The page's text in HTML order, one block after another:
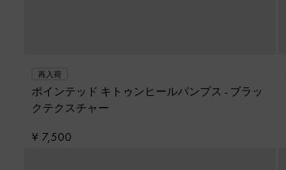
再入荷
ポインテッド キトゥンヒールパンプス - ブラッ
クテクスチャー
¥ 7,500